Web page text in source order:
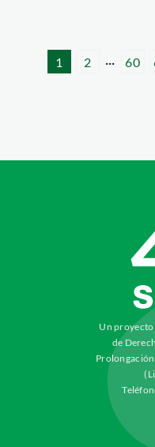
1 2 ··· 60
Un proyecto
de